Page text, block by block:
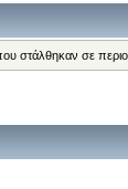
στάλθηκαν σε